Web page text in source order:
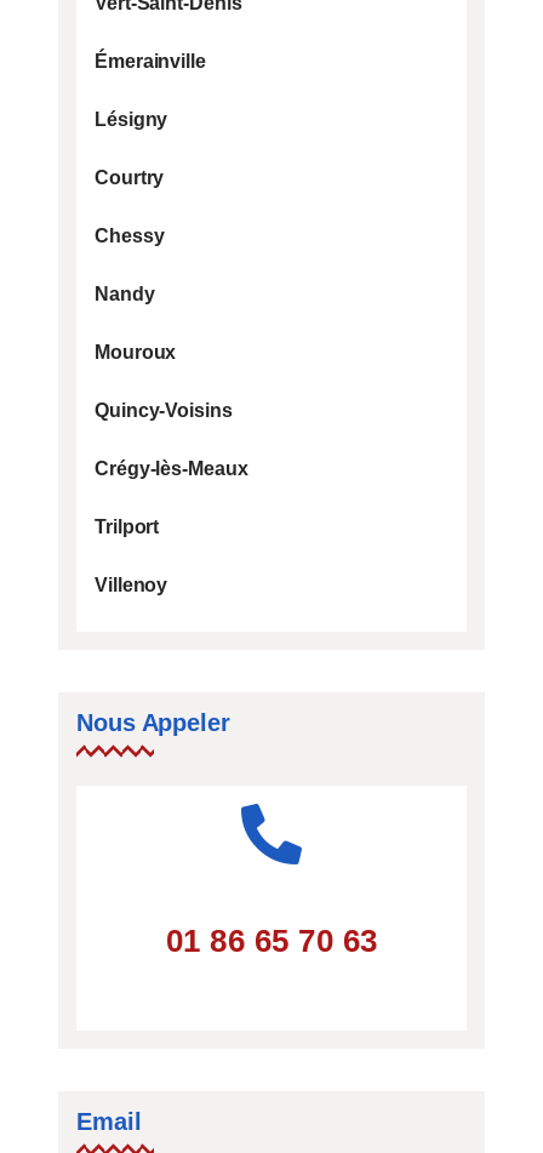
Émerainville
Lésigny
Courtry
Chessy
Nandy
Mouroux
Quincy-Voisins
Crégy-lès-Meaux
Trilport
Villenoy
Nous Appeler
01 86 65 70 63
Email